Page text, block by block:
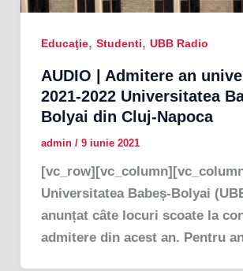
Educaţie, Studenti, UBB Radio
AUDIO | Admitere an
2021-2022 Universitatea
Bolyai din Cluj-Napoca
admin / 9 iunie 2021
Universitatea Babeș-Bolyai
anunțat câte locuri scoate la
admitere din acest an. Pentru